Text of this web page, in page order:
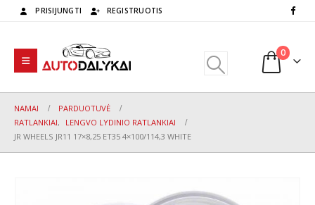
PRISIJUNGTI REGISTRUOTIS
0
NAMAI
PARDUOTUVĖ
RATLANKIAI,
LENGVO LYDINIO RATLANKIAI
JR WHEELS JR11 17×8,25 ET35 4×100/114,3 WHITE